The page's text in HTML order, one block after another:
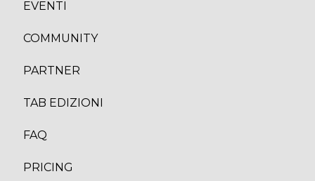
EVENTI
COMMUNITY
PARTNER
TAB EDIZIONI
FAQ
PRICING